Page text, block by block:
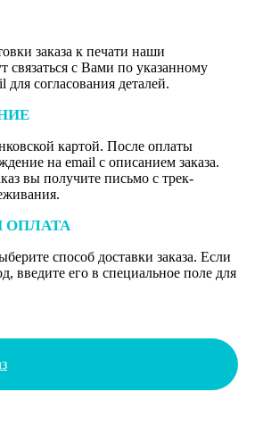
заказа к печати наши
связаться с Вами по указанному
для согласования деталей.
картой. После оплаты
на email с описанием заказа.
вы получите письмо с трек-
ОПЛАТА
способ доставки заказа. Если
введите его в специальное поле для